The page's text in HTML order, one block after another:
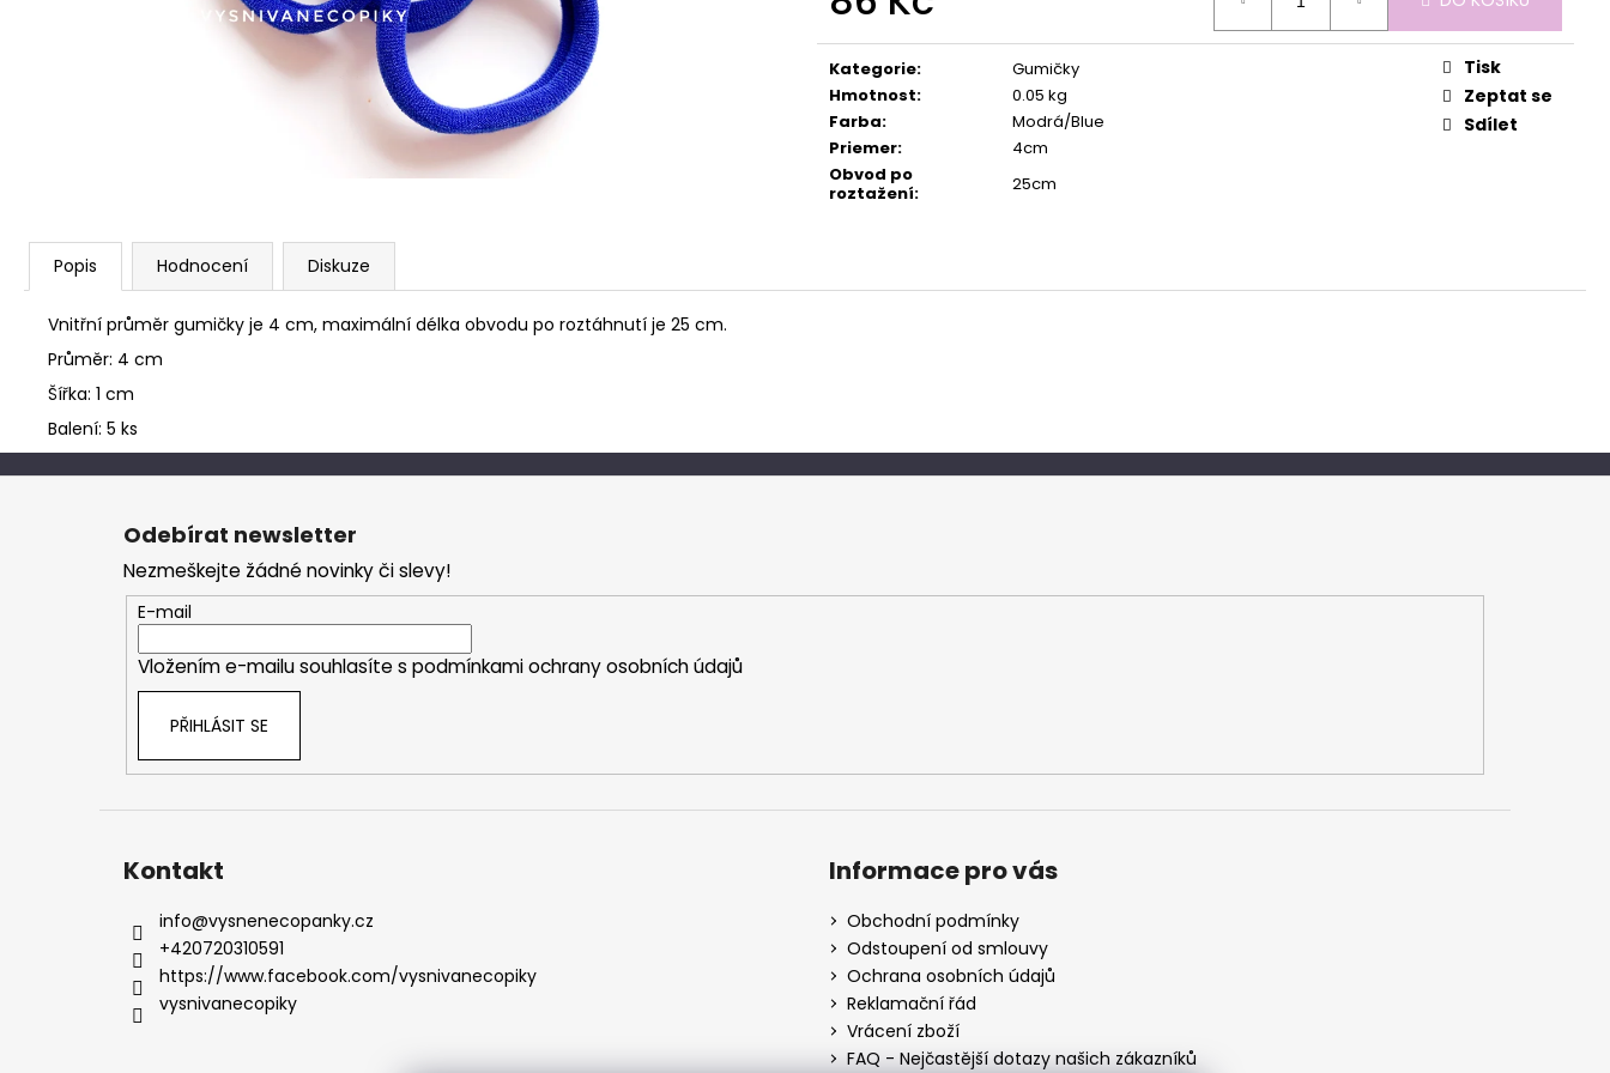
cena:
Kategorie:
Gumičky
Hmotnost:
0.05 kg
Farba:
Modrá/Blue
Priemer:
4cm
Obvod po
roztažení: 25cm
Tisk
Zeptat se
Sdílet
Popis Hodnocení Diskuze
Vnitřní průměr gumičky je 4 cm, maximální délka obvodu po roztáhnutí je 25 cm.
Průměr: 4 cm
Šířka: 1 cm
Balení: 5 ks
Z
Odebírat newsletter
Nezmeškejte žádné novinky či slevy!
E-mail
Vložením e-mailu souhlasíte s podmínkami ochrany osobních údajů
PŘIHLÁSIT SE
Kontakt
info@vysnenecopanky.cz
+420720310591
https://www.facebook.com/vysnivanecopiky
vysnivanecopiky
Informace pro vás
Obchodní podmínky
Odstoupení od smlouvy
Ochrana osobních údajů
Reklamační řád
Vrácení zboží
FAQ - Nejčastější dotazy našich zákazníků